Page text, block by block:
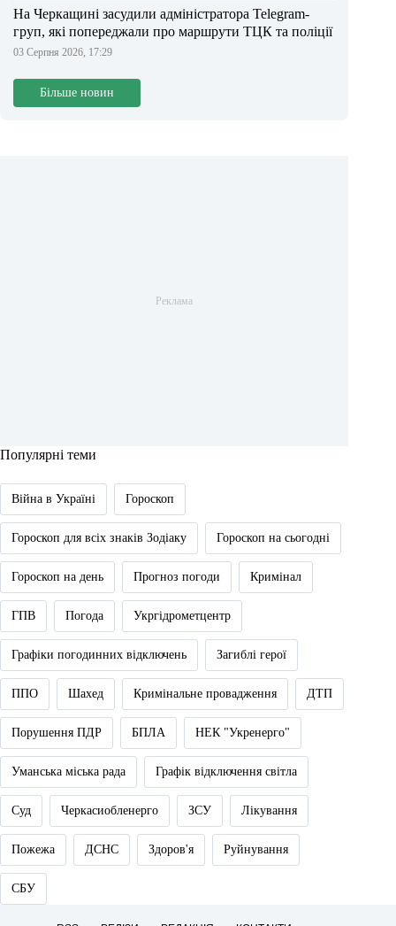
На Черкащині засудили адміністратора Telegram-
груп, які попереджали про маршрути ТЦК та поліції
03 Серпня 2026, 17:29
Більше новин
Популярні теми
Війна в Україні Гороскоп
Гороскоп для всіх знаків Зодіаку Гороскоп на сьогодні
Гороскоп на день Прогноз погоди Кримінал
ГПВ Погода Укргідрометцентр
Графіки погодинних відключень Загиблі герої
ППО Шахед Кримінальне провадження ДТП
Порушення ПДР БПЛА НЕК "Укренерго"
Уманська міська рада Графік відключення світла
Суд Черкасиобленерго ЗСУ Лікування
Пожежа ДСНС Здоров'я Руйнування
СБУ